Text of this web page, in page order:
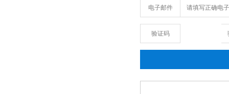
电子邮件
验证码